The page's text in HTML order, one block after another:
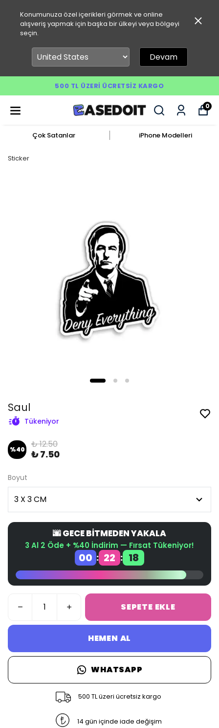
Konumunuza özel içerikleri görmek ve online
alışveriş yapmak için başka bir ülkeyi veya bölgeyi
seçin.
Devam
500 TL ÜZERI ÜCRETSIZ KARGO
0
Çok Satanlar iPhone Modelleri
Sticker
Saul
Tükeniyor
%40 ₺ 12.50
₺ 7.50
Boyut
🌆 GECE BİTMEDEN YAKALA
3 Al 2 Öde + %40 İndirim — Fırsat Tükeniyor!
00 : 22 : 18
SEPETE EKLE
HEMEN AL
WHATSAPP
500 TL üzeri ücretsiz kargo
14 gün içinde iade değişim